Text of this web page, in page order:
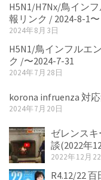
H5N1/H7Nx/鳥イン
報リンク / 2024-8-1〜
2024年8月3日
H5N1/鳥インフルエ
ク /〜2024-7-31
2024年7月28日
korona infruenza 対
2024年7月20日
ゼレンス
談(2022年
2022年12月
R4.12/22